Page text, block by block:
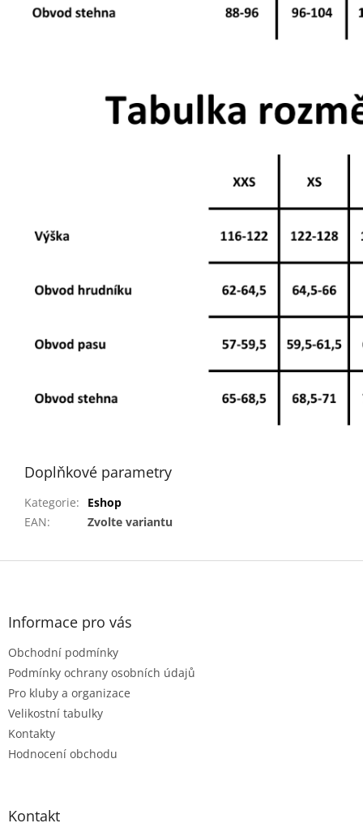
Doplňkové parametry
Kategorie:
Eshop
EAN: Zvolte variantu
Z
Informace pro vás
Obchodní podmínky
Podmínky ochrany osobních údajů
Pro kluby a organizace
Velikostní tabulky
Kontakty
Hodnocení obchodu
Kontakt